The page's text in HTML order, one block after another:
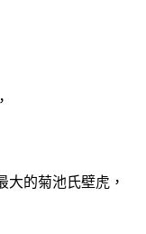
大的菊池氏壁虎，